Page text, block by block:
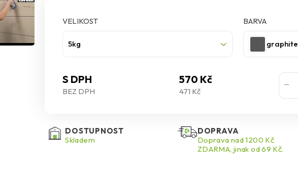
VELIKOST
5kg
BARVA
graphite
S DPH 570 Kč
BEZ DPH 471 Kč
DOSTUPNOST
Skladem
DOPRAVA
Doprava nad 1200 Kč
ZDARMA, jinak od 69 Kč.